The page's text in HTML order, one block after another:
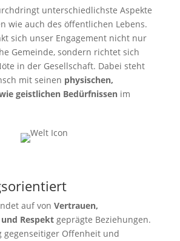
unterschiedlichste Aspekte
wie auch des öffentlichen Lebens.
sich unser Engagement nicht nur
Gemeinde, sondern richtet sich
in der Gesellschaft. Dabei steht
mit seinen physischen,
geistlichen Bedürfnissenim
auf von Vertrauen,
Respektgeprägte Beziehungen.
gegenseitiger Offenheit und